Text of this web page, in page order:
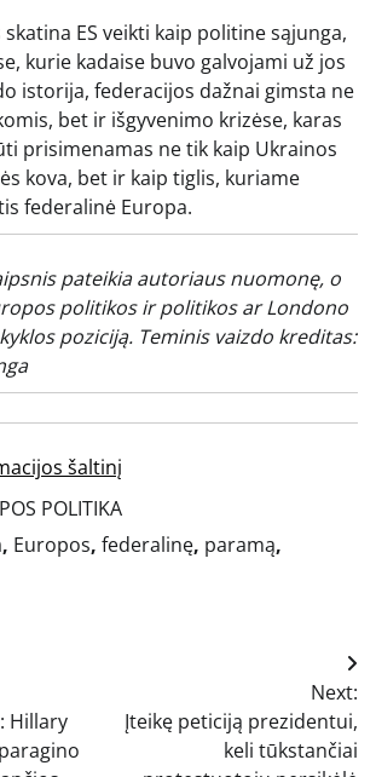
ES veikti kaip politine sąjunga,
kurie kadaise buvo galvojami už jos
istorija, federacijos dažnai gimsta ne
bet ir išgyvenimo krizėse, karas
prisimenamas ne tik kaip Ukrainos
kova, bet ir kaip tiglis, kuriame
federalinė Europa.
pateikia autoriaus nuomonę, o
politikos ir politikos ar Londono
poziciją. Teminis vaizdo kreditas:
šaltinį
POLITIKA
, Europos, federalinę, paramą,
Hillary
Next:
Įteikę peticiją prezidentui,
keli tūkstančiai